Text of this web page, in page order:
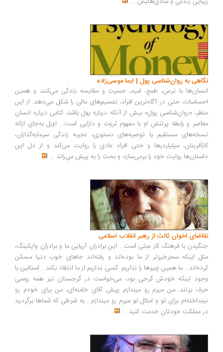
به روان‌شناسی پول | ایما موسی‌زاده
با ترس، طمع، امید، حسرت و مقایسه زندگی می‌کنند و همین
حتی در آگاه‌ترین افراد، تصمیم‌های مالی را شکل می‌دهد. از این
«روان‌شناسی پول» بیش از آنکه درباره پول باشد، کتابی درباره انسان
و رابطه پرتنش او با مفهوم ثروت و دارایی است... اوزل به‌جای ارائه
مستقیم یا توصیه‌های دستوری، تجربه زندگی سرمایه‌گذاران،
میلیاردرها و حتی افراد عادی را روایت می‌کند و از دل این
روایت خود را برمی‌سازد و بحث را به پیش می‌راند...
اخوان ثالث از رهبر انقلاب اسلامی
با فرهنگ کار عبثی است... این برادران آریایی ما و برادران وایکینگ،
اینکه سحرخیزتر از ما بوده‌اند و رفته‌اند جاهای خوب دنیا مسکن
ما همین چیزها را نداریم. کسی نداریم از ما انتقاد بکند... استالین با
اینکه خودش گرجی بود، می‌خواست در گرجستان نیز همه روسی
بزنند...من میرم رو میندازم پیش آقای خامنه‌ای، من برای خودم رو
برای تو و امثال تو میرم رو میندازم... به شرطی که شماها برگردید
مملکت خودتان خدمت کنید...